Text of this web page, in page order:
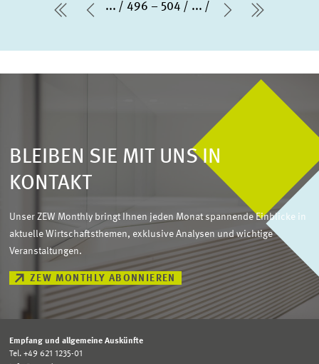
erste Seite
Vorherige Seite
... 496 – 504 ...
Nächste
letzte
BLEIBEN SIE MIT UNS IN
KONTAKT
Unser ZEW Monthly bringt Ihnen jeden Monat spannende Einblicke in
aktuelle Wirtschaftsthemen, exklusive Analysen und wichtige
Veranstaltungen.
ZEW MONTHLY ABONNIEREN
Empfang und allgemeine Auskünfte
Tel. +49 621 1235-01